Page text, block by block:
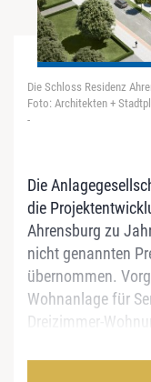
Die Schloss Residenz
Foto: Architekten +
-
Die
die
Ahrensburg zu
nicht genannten
übernommen.
Wohnanlage für
Dreizimmer-